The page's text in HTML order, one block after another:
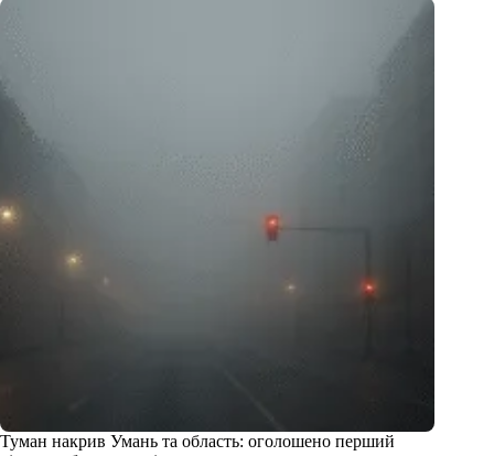
Туман накрив Умань та область: оголошено перший